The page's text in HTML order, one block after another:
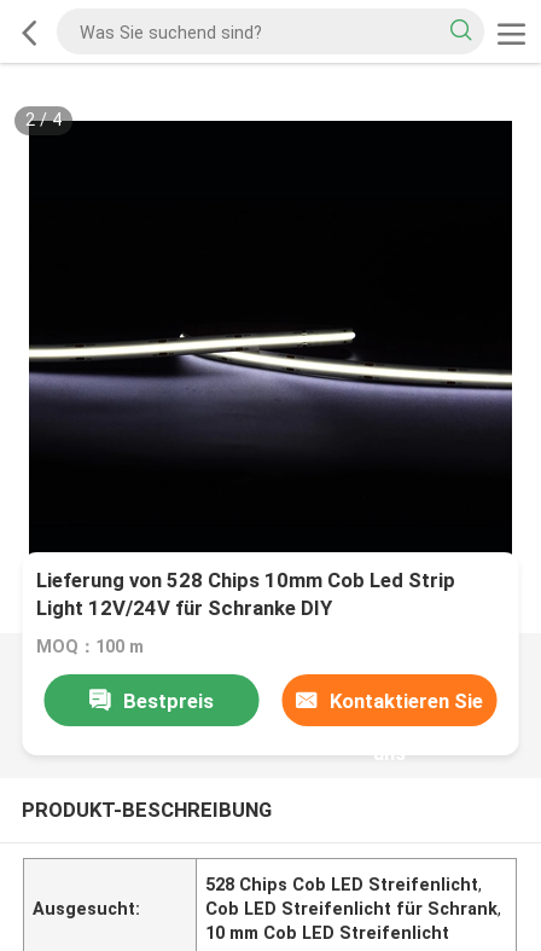
2/4
Lieferung von 528 Chips 10mm Cob Led Strip
Light 12V/24V für Schranke DIY
Beleuchtungsprojekte
MOQ：100 m
Bestpreis Kontaktieren Sie
uns
PRODUKT-BESCHREIBUNG
Ausgesucht:
528 Chips Cob LED Streifenlicht,
Cob LED Streifenlicht für Schrank,
10 mm Cob LED Streifenlicht